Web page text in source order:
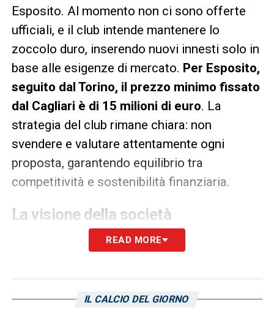
Esposito. Al momento non ci sono offerte
ufficiali, e il club intende mantenere lo
zoccolo duro, inserendo nuovi innesti solo in
base alle esigenze di mercato. Per Esposito,
seguito dal Torino, il prezzo minimo fissato
dal Cagliari è di 15 milioni di euro. La
strategia del club rimane chiara: non
svendere e valutare attentamente ogni
proposta, garantendo equilibrio tra
competitività e sostenibilità finanziaria.
La visione della società
Il presidente Giulini ha sottolineato il senso
struttura solida capace di resistere al
cambiamento dei nomi in rosa. Sulla
READ MORE
IL CALCIO DEL GIORNO